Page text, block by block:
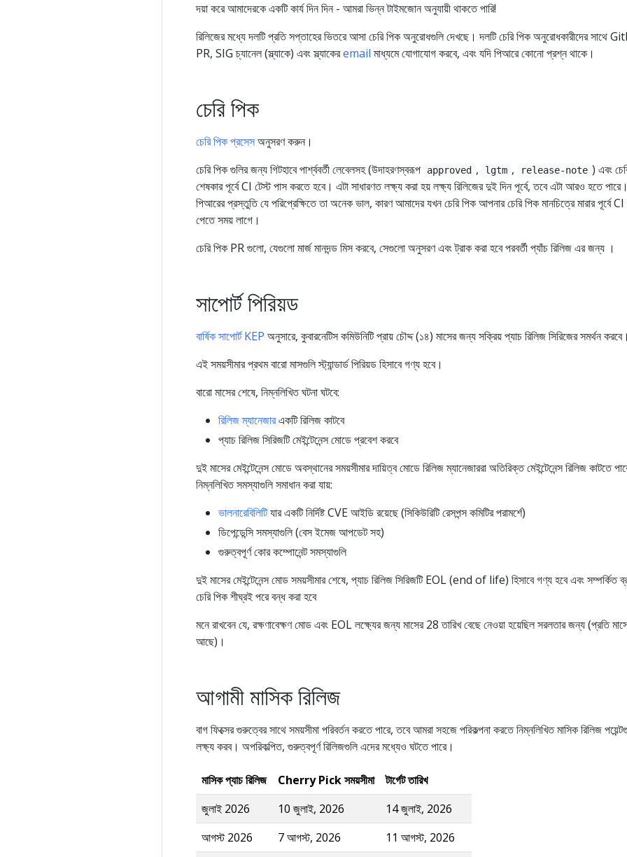
দয়া করে আমাদেরকে একটি কার্য দিন দিন - আমরা ভিন্ন টাইমজোন অনুযায়ী থাকতে পারি!
রিলিজের মধ্যে দলটি প্রতি সপ্তাহের ভিতরে আসা চেরি পিক অনুরোধগুলি দেখছে। দলটি চেরি পিক অনুরোধকারীদের সাথে
PR, SIG চ্যানেল (স্ল্যাকে) এবং স্ল্যাকেরemail মাধ্যমে যোগাযোগ করবে, এবং যদি পিআরে কোনো প্রশ্ন থাকে।
চেরি পিক
চেরি পিক প্রসেসঅনুসরণ করুন।
চেরি পিক গুলির জন্য গিটহাবে পার্শ্ববর্তী লেবেলসহ (উদাহরণস্বরূপ
approved , lgtm , release-note ) এবং
শেষকার পূর্বে CI টেস্ট পাস করতে হবে। এটা সাধারণত লক্ষ্য করা হয় লক্ষ্য রিলিজের দুই দিন পূর্বে, তবে এটা আরও হতে
পিআরের প্রস্তুতি যে পরিপ্রেক্ষিতে তা অনেক ভাল, কারণ আমাদের যখন চেরি পিক আপনার চেরি পিক মানচিত্রে মারার পূর্বে CI
পেতে সময় লাগে।
চেরি পিক PR গুলো, যেগুলো মার্জ মানদন্ড মিস করবে, সেগুলো অনুসরণ এবং ট্রাক করা হবে পরবর্তী প্যাঁচ রিলিজ এর জন্য ।
সাপোর্ট পিরিয়ড
বার্ষিক সাপোর্ট KEP অনুসারে, কুবারনেটিস কমিউনিটি প্রায় চৌদ্দ (১৪) মাসের জন্য সক্রিয় প্যাচ রিলিজ সিরিজের সমর্থন
এই সময়সীমার প্রথম বারো মাসগুলি স্ট্যান্ডার্ড পিরিয়ড হিসাবে গণ্য হবে।
বারো মাসের শেষে, নিম্নলিখিত ঘটনা ঘটবে:
রিলিজ ম্যানেজারএকটি রিলিজ কাটবে
প্যাচ রিলিজ সিরিজটি মেইন্টেনেন্স মোডে প্রবেশ করবে
দুই মাসের মেইন্টেনেন্স মোডে অবস্থানের সময়সীমার দায়িত্ব মোডে রিলিজ ম্যানেজাররা অতিরিক্ত মেইন্টেনেন্স রিলিজ কাটতে
নিম্নলিখিত সমস্যাগুলি সমাধান করা যায়:
ভালনারেবিলিটিযার একটি নির্দিষ্ট CVE আইডি রয়েছে (সিকিউরিটি রেসপন্স কমিটির পরামর্শে)
ডিপেন্ডেন্সি সমস্যাগুলি (বেস ইমেজ আপডেট সহ)
গুরুত্বপূর্ণ কোর কম্পোনেন্ট সমস্যাগুলি
দুই মাসের মেইন্টেনেন্স মোড সময়সীমার শেষে, প্যাচ রিলিজ সিরিজটি EOL (end of life) হিসাবে গণ্য হবে এবং সম্পর্কিত
চেরি পিক শীঘ্রই পরে বন্ধ করা হবে
মনে রাখবেন যে, রক্ষণাবেক্ষণ মোড এবং EOL লক্ষ্যের জন্য মাসের 28 তারিখ বেছে নেওয়া হয়েছিল সরলতার জন্য (প্রতি
আছে)।
আগামী মাসিক রিলিজ
বাগ ফিক্সের গুরুত্বের সাথে সময়সীমা পরিবর্তন করতে পারে, তবে আমরা সহজে পরিকল্পনা করতে নিম্নলিখিত মাসিক রিলিজ
লক্ষ্য করব। অপরিকল্পিত, গুরুত্বপূর্ণ রিলিজগুলি এদের মধ্যেও ঘটতে পারে।
মাসিক প্যাচ রিলিজ Cherry Pick সময়সীমা
টার্গেট তারিখ
জুলাই 2026
10 জুলাই, 2026
14 জুলাই, 2026
আগস্ট 2026
7 আগস্ট, 2026
11 আগস্ট, 2026